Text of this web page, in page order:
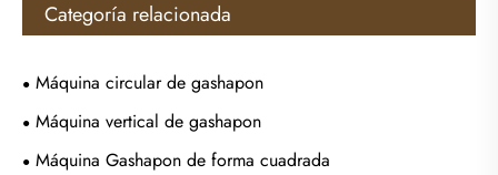
Categoría relacionada
Máquina circular de gashapon
Máquina vertical de gashapon
Máquina Gashapon de forma cuadrada